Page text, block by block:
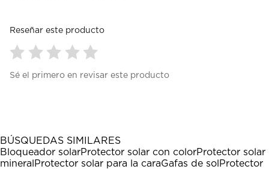
Reseñar este producto
para
1
estrella
Esta
para
estrellas.
Esta
para
estrellas.
Esta
para
estrellas.
Esta
para
estrellas.
Esta
Sé el primero en revisar este producto
BÚSQUEDAS SIMILARES
Bloqueador solarProtector solar con colorProtector solar
mineral Protector solar para la caraGafas de sol Protector